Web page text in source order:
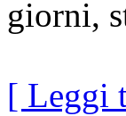
giorni,
[ Leggi